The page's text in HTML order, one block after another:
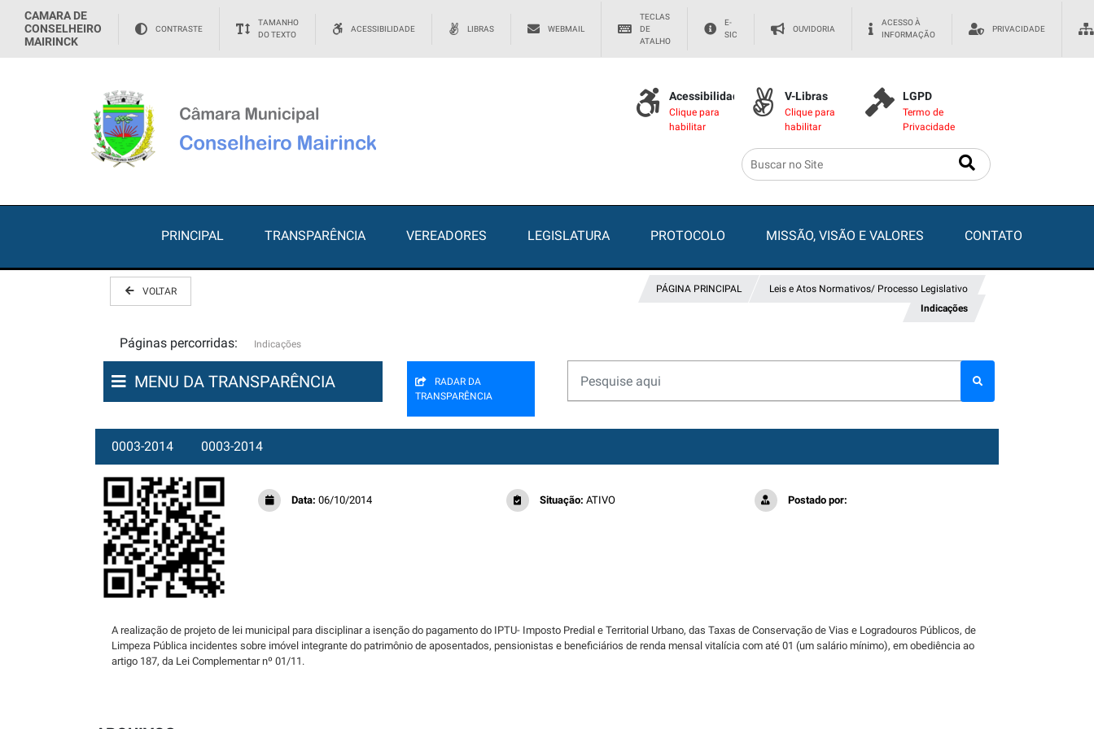
CAMARA DE
CONSELHEIRO
MAIRINCK
CONTRASTE
TAMANHO
DO TEXTO
ACESSIBILIDADE LIBRAS WEBMAIL
TECLAS
DE
ATALHO
E-
SIC
OUVIDORIA
ACESSO À
INFORMAÇÃO
PRIVACIDADE
Acessibilidade
Clique para
habilitar
V-Libras
Clique para
habilitar
LGPD
Termo de
Privacidade
PRINCIPAL TRANSPARÊNCIA VEREADORES LEGISLATURA PROTOCOLO MISSÃO, VISÃO E VALORES CONTATO
VOLTAR PÁGINA PRINCIPAL
Leis e Atos Normativos/ Processo Legislativo
Indicações
Páginas percorridas: Indicações
MENU DA TRANSPARÊNCIA
RADAR DA
TRANSPARÊNCIA
0003-2014 0003-2014
Data: 06/10/2014 Situação: ATIVO Postado por:
A realização de projeto de lei municipal para disciplinar a isenção do pagamento do IPTU- Imposto Predial e Territorial Urbano, das Taxas de Conservação de Vias e Logradouros Públicos, de
Limpeza Pública incidentes sobre imóvel integrante do patrimônio de aposentados, pensionistas e beneficiários de renda mensal vitalícia com até 01 (um salário mínimo), em obediência ao
artigo 187, da Lei Complementar nº 01/11.